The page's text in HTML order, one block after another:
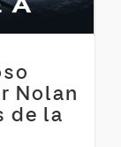
Nolan
de la